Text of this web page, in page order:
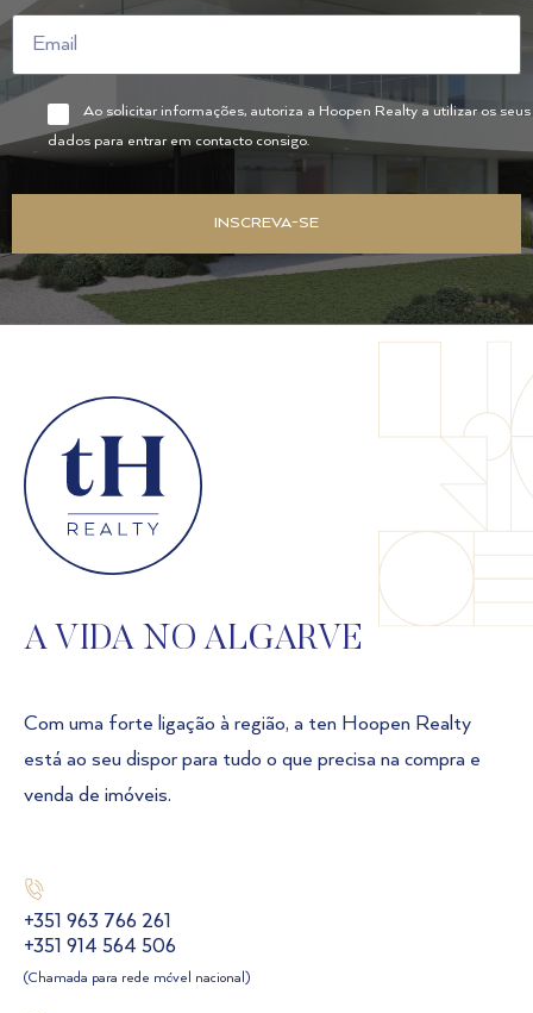
Ao solicitar informações, autoriza a Hoopen Realty a utilizar os seus
dados para entrar em contacto consigo.
INSCREVA-SE
A VIDA NO ALGARVE
Com uma forte ligação à região, a ten Hoopen Realty
está ao seu dispor para tudo o que precisa na compra e
venda de imóveis.
+351 963 766 261
+351 914 564 506
(Chamada para rede móvel nacional)